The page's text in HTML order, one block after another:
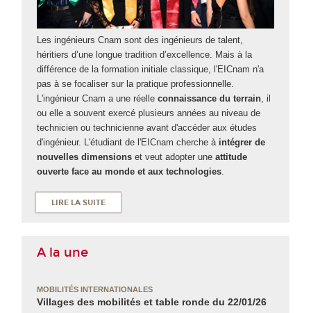
Les ingénieurs Cnam sont des ingénieurs de talent,
héritiers d’une longue tradition d’excellence. Mais à la
différence de la formation initiale classique, l'EICnam n'a
pas à se focaliser sur la pratique professionnelle.
L'ingénieur Cnam a une réelleconnaissance du terrain, il
ou elle a souvent exercé plusieurs années au niveau de
technicien ou technicienne avant d'accéder aux études
d'ingénieur. L'étudiant de l'EICnam cherche à intégrer de
nouvelles dimensions et veut adopter uneattitude
ouverte face au monde et aux technologies.
LIRE LA SUITE
A la une
MOBILITÉS INTERNATIONALES
Villages des mobilités et table ronde du 22/01/26